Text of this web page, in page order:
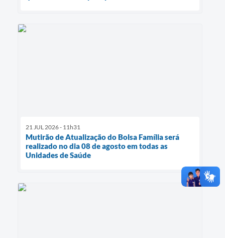
21 JUL 2026 - 11h31
Mutirão de Atualização do Bolsa Família será
realizado no dia 08 de agosto em todas as
Unidades de Saúde